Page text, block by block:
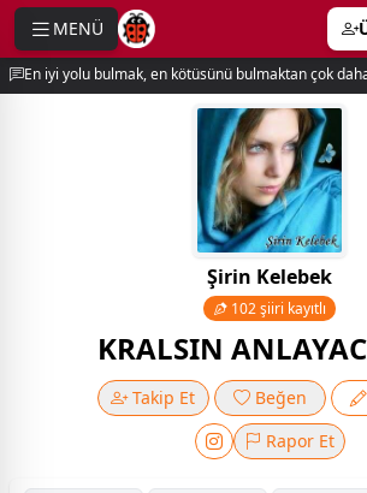
MENÜ
Şirin Kelebek
102 şiiri kayıtlı
KRALSIN
Takip Et Beğen
Rapor Et
menu